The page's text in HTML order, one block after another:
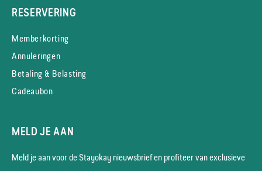
RESERVERING
Memberkorting
Annuleringen
Betaling & Belasting
Cadeaubon
MELD JE AAN
Meld je aan voor de Stayokay nieuws­brief en profiteer van exclusieve